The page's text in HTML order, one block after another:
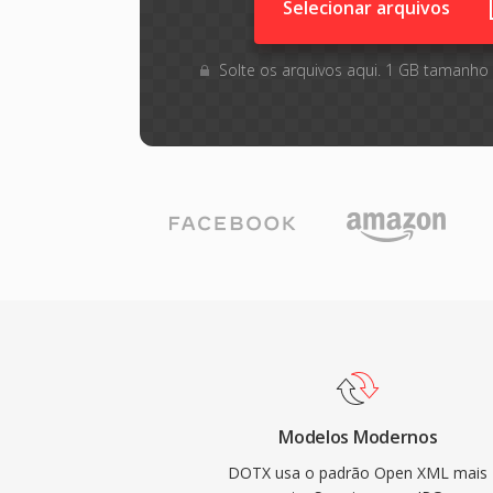
Selecionar arquivos
Solte os arquivos aqui. 1 GB
Modelos Modernos
DOTX usa o padrão Open XML mais